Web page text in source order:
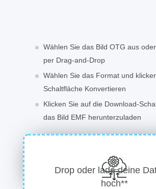
Wählen Sie das Bild OTG aus
per Drag-and-Drop
Wählen Sie das Format und
Schaltfläche Konvertieren
Klicken Sie auf die Download-
das Bild EMF herunterzuladen
Drop oder lade deine
hoch**